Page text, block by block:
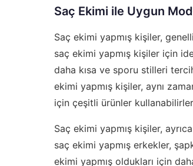
Saç Ekimi ile Uygun
Saç ekimi yapmış kişiler,
saç ekimi yapmış kişiler için
daha kısa ve sporu stilleri
ekimi yapmış kişiler, aynı
için çeşitli ürünler
Saç ekimi yapmış kişiler,
saç ekimi yapmış erkekler,
ekimi yapmış oldukları için